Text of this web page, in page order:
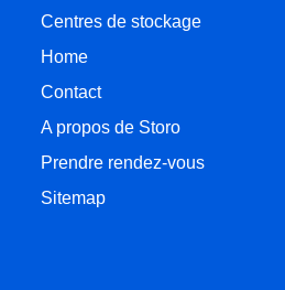
Centres de stockage
Home
Contact
A propos de Storo
Prendre rendez-vous
Sitemap